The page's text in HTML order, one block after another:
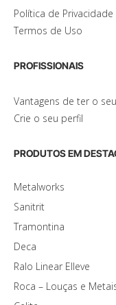
Política de Privacidade
Termos de Uso
PROFISSIONAIS
Vantagens de ter o
Crie o seu perfil
PRODUTOS EM
Metalworks
Sanitrit
Tramontina
Deca
Ralo Linear Elleve
Roca – Louças e